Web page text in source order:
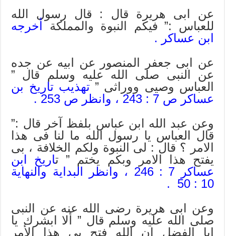
عن ابى هريرة قال : قال رسول الله
للعباس :” فيكم النبوة والمملكةأخرجه
ابن عساكر .
عن ابى جعفر المنصور عن ابيه عن جده
عن النبى صلى الله عليه وسلم قال ”
العباس وصيى ووراثى ” تهذيب تاريخ بن
عساكر ص 7 : 243 ، وانظر ص 253 .
وعن عبد الله ابن عباس بلفظ آخر قال :”
قال العباس يا رسول الله ما لنا فى هذا
الامر ؟ قال : لى النبوة ولكم الخلافة ، بى
يفتح هذا الامر وبكم يختم ” تاريخ ابن
عساكر 7 : 246 ، وانظر البداية والنهاية
10 : 50 .
وعن ابى هريرة رضى الله عنه عن النبى
صلى الله عليه وسلم قال ” ألا ابشرك يا
ابا الفضل ان الله فتح بى هذا الأمر